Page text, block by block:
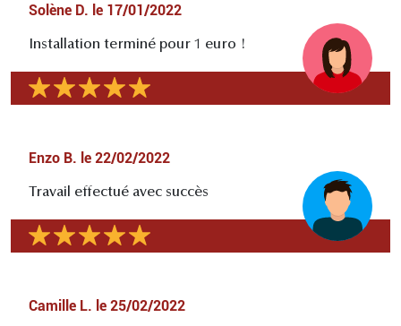
Solène D. le 17/01/2022
Installation terminé pour 1 euro !
Enzo B. le 22/02/2022
Travail effectué avec succès
Camille L. le 25/02/2022